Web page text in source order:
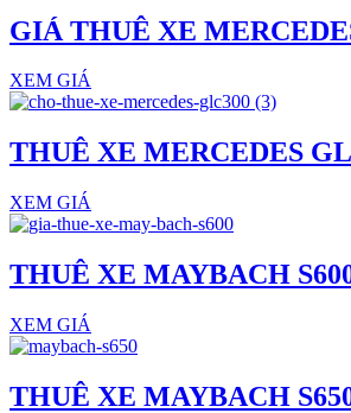
GIÁ THUÊ XE
XEM GIÁ
THUÊ XE MERCEDES
XEM GIÁ
THUÊ XE MAYBACH
XEM GIÁ
THUÊ XE MAYBACH